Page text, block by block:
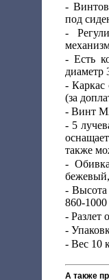
-
под
-
- Есть
диаметр
- Каркас
(за
- Винт
- 5
также
-
- Высота
860-
- Разлет
-
- Вес 10
А также